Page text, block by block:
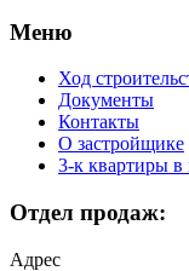
Меню
Ход
Документы
Контакты
О застройщике
3-к квартиры
Отдел продаж:
Адрес